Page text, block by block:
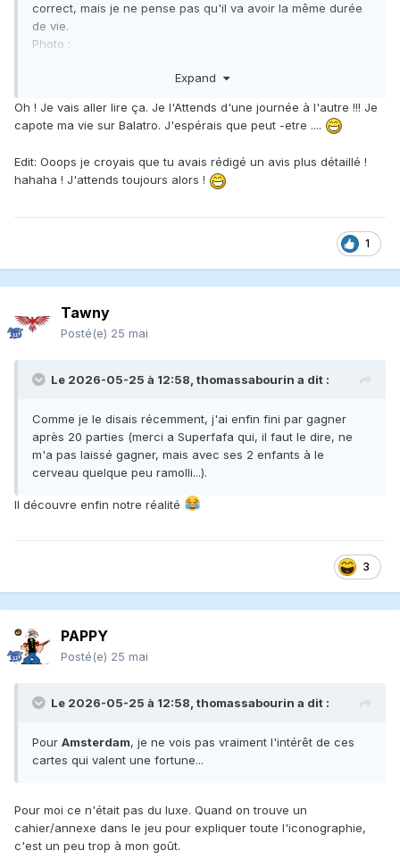
correct, mais je ne pense pas qu'il va avoir la même durée
de vie.
Photo :
Expand
Oh ! Je vais aller lire ça. Je l'Attends d'une journée à l'autre !!! Je
capote ma vie sur Balatro. J'espérais que peut -etre ....
Edit: Ooops je croyais que tu avais rédigé un avis plus détaillé !
hahaha ! J'attends toujours alors !
1
Tawny
Posté(e) 25 mai
Le 2026-05-25 à 12:58, thomassabourin a dit :
Comme je le disais récemment, j'ai enfin fini par gagner
après 20 parties (merci a Superfafa qui, il faut le dire, ne
m'a pas laissé gagner, mais avec ses 2 enfants à le
cerveau quelque peu ramolli...).
Il découvre enfin notre réalité
3
PAPPY
Posté(e) 25 mai
Le 2026-05-25 à 12:58, thomassabourin a dit :
Pour Amsterdam, je ne vois pas vraiment l'intérêt de ces
cartes qui valent une fortune...
Pour moi ce n'était pas du luxe. Quand on trouve un
cahier/annexe dans le jeu pour expliquer toute l'iconographie,
c'est un peu trop à mon goût.